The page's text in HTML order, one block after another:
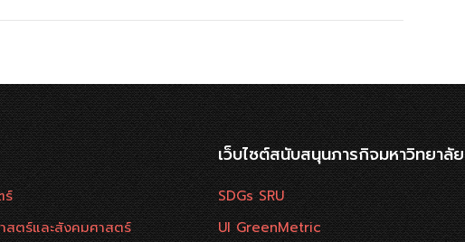
ร์
ตร์และสังคมศาสตร์
เว็บไซต์สนับสนุนภารกิจมหาวิทยาลัย
SDGs SRU
UI GreenMetric